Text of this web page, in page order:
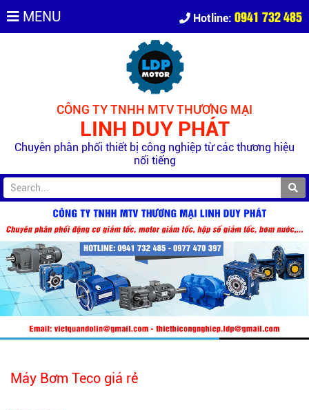
MENU Hotline: 0941 732 485
CÔNG TY TNHH MTV THƯƠNG MẠI
LINH DUY PHÁT
Chuyên phân phối thiết bị công nghiệp từ các thương hiệu
nổi tiếng
Máy Bơm Teco giá rẻ